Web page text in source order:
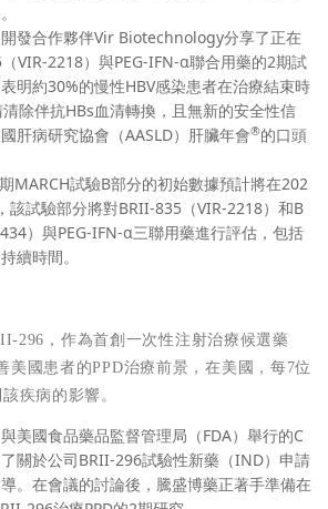
發合作夥伴Vir Biotechnology分享了正在
VIR-2218）與PEG-IFN-α聯合用藥的2期試
明約30%的慢性HBV感染患者在治療結束時
除伴抗HBs血清轉換，且無新的安全性信
肝病研究協會（AASLD）肝臟年會®的口頭
MARCH試驗B部分的初始數據預計將在202
該試驗部分將對BRII-835（VIR-2218）和B
）與PEG-IFN-α三聯用藥進行評估，包括
續時間。
296，作為首創一次性注射治療候選藥
美國患者的PPD治療前景，在美國，每7位
疾病的影響。
美國食品藥品監督管理局（FDA）舉行的C
關於公司BRII-296試驗性新藥（IND）申請
。在會議的討論後，騰盛博藥正著手準備在